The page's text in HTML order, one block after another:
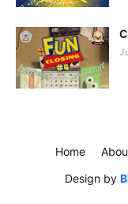
Design by
Home